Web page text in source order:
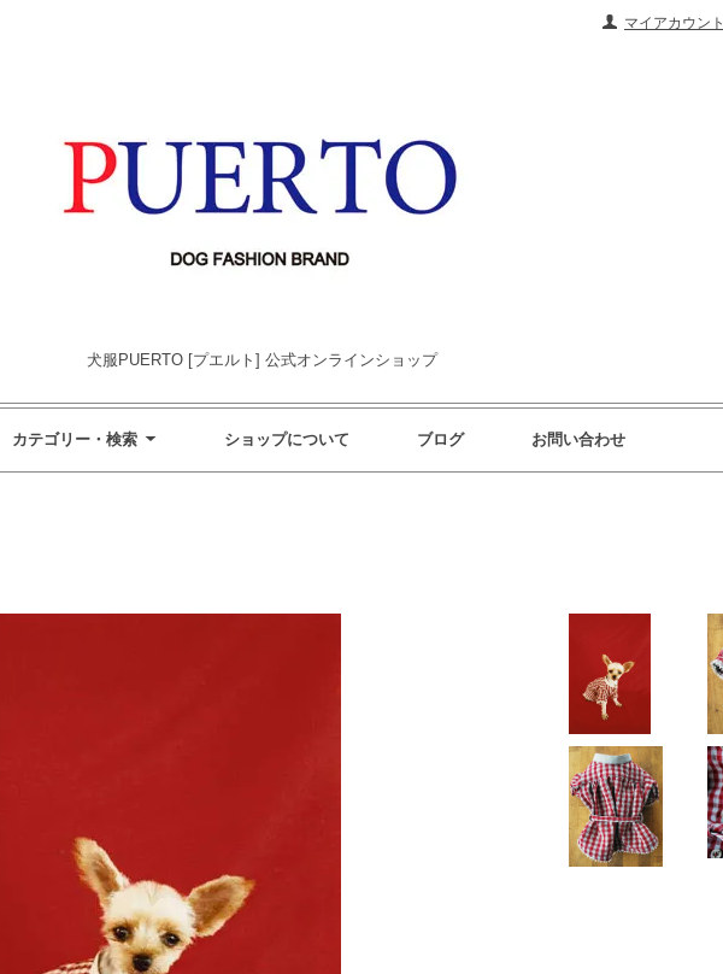
マイアカウント
犬服PUERTO [プエルト] 公式オンラインショップ
カテゴリー・検索 ショップについて ブログ お問い合わせ